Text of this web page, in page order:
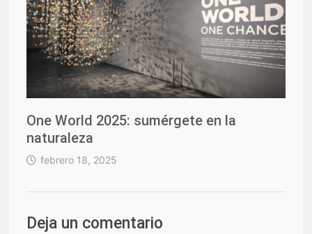
One World 2025: sumérgete en la
naturaleza
febrero 18, 2025
Deja un comentario